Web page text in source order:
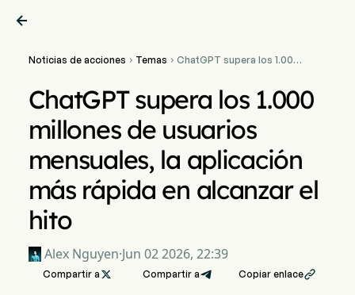

Noticias de acciones  Temas  ChatGPT supera los 1.000
más rápida en alcanzar el
hito
ChatGPT supera los 1.000
millones de usuarios
mensuales, la aplicación
más rápida en alcanzar el
hito
Alex Nguyen·Jun 02 2026, 22:39
Compartir a  Compartir a Copiar enlace